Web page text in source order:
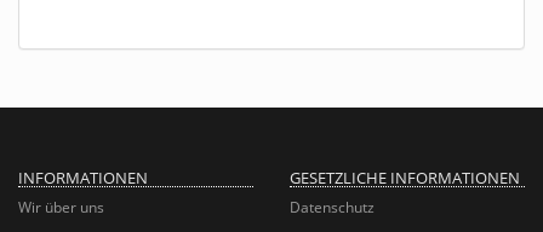
INFORMATIONEN
Wir über uns
GESETZLICHE INFORMATIONEN
Datenschutz